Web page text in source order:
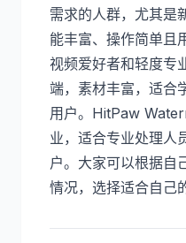
需求的人群，尤其是
能丰富、操作简单且
视频爱好者和轻度专
端，素材丰富，适合
用户。HitPaw
业，适合专业处理人
户。大家可以根据自
情况，选择适合自己